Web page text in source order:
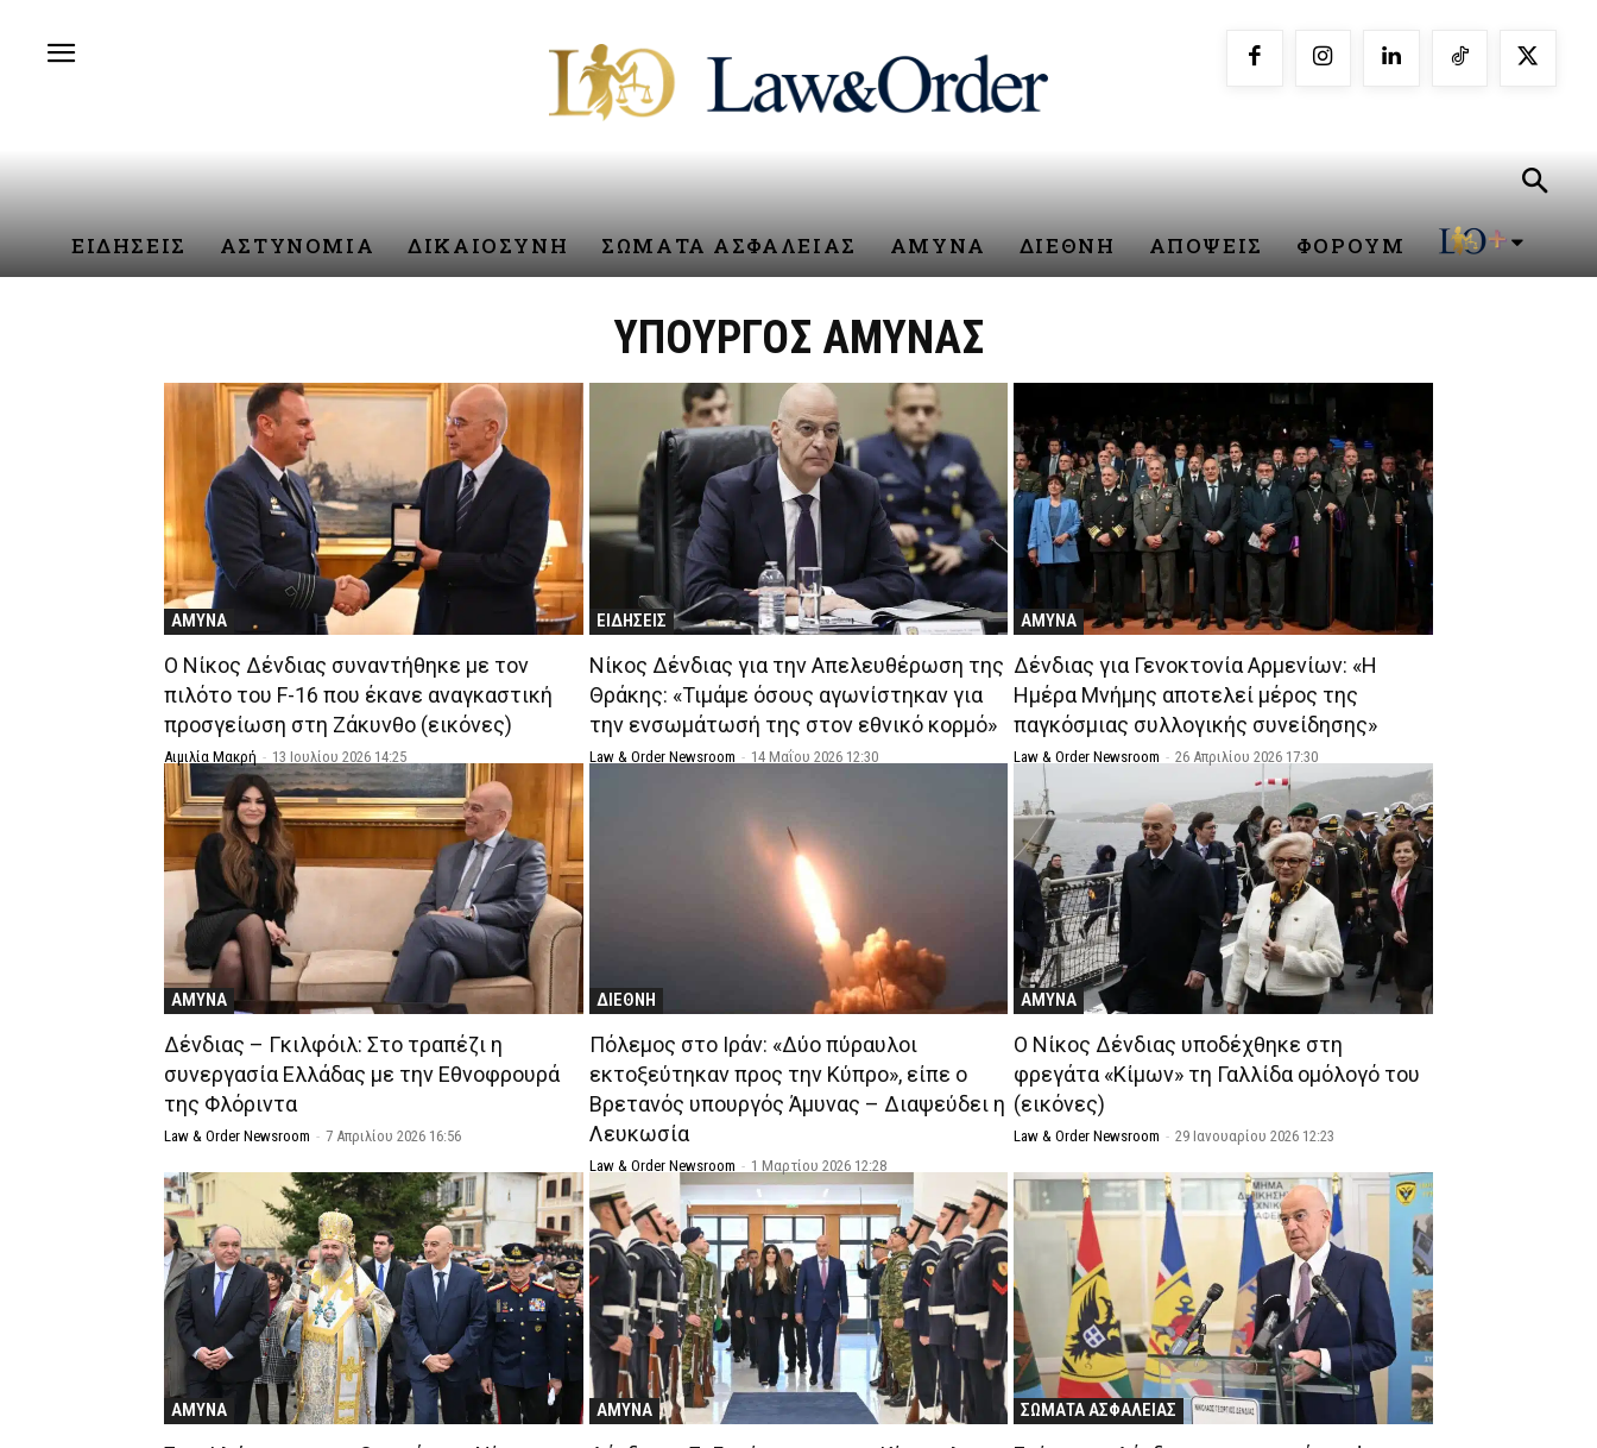
ΕΙΔΗΣΕΙΣ ΑΣΤΥΝΟΜΙΑ ΔΙΚΑΙΟΣΥΝΗ ΣΩΜΑΤΑ ΑΣΦΑΛΕΙΑΣ ΑΜΥΝΑ ΔΙΕΘΝΗ ΑΠΟΨΕΙΣ ΦΟΡΟΥΜ
ΥΠΟΥΡΓΟΣ ΑΜΥΝΑΣ
ΑΜΥΝΑ
Ο Νίκος Δένδιας συναντήθηκε με τον
πιλότο του F-16 που έκανε αναγκαστική
προσγείωση στη Ζάκυνθο (εικόνες)
Αιμιλία Μακρή - 13 Ιουλίου 2026 14:25
ΕΙΔΗΣΕΙΣ
Νίκος Δένδιας για την Απελευθέρωση της
Θράκης: «Τιμάμε όσους αγωνίστηκαν για
την ενσωμάτωσή της στον εθνικό κορμό»
Law & Order Newsroom - 14 Μαΐου 2026 12:30
ΑΜΥΝΑ
Δένδιας για Γενοκτονία Αρμενίων: «Η
Ημέρα Μνήμης αποτελεί μέρος της
παγκόσμιας συλλογικής συνείδησης»
Law & Order Newsroom - 26 Απριλίου 2026 17:30
ΑΜΥΝΑ
Δένδιας – Γκιλφόιλ: Στο τραπέζι η
συνεργασία Ελλάδας με την Εθνοφρουρά
της Φλόριντα
Law & Order Newsroom - 7 Απριλίου 2026 16:56
ΔΙΕΘΝΗ
Πόλεμος στο Ιράν: «Δύο πύραυλοι
εκτοξεύτηκαν προς την Κύπρο», είπε ο
Βρετανός υπουργός Άμυνας – Διαψεύδει η
Λευκωσία
Law & Order Newsroom - 1 Μαρτίου 2026 12:28
ΑΜΥΝΑ
Ο Νίκος Δένδιας υποδέχθηκε στη
φρεγάτα «Κίμων» τη Γαλλίδα ομόλογό του
(εικόνες)
Law & Order Newsroom - 29 Ιανουαρίου 2026 12:23
ΑΜΥΝΑ ΑΜΥΝΑ ΣΩΜΑΤΑ ΑΣΦΑΛΕΙΑΣ